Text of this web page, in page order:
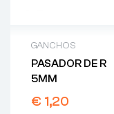
GANCHOS
PASADOR DE R
5MM
€ 1,20